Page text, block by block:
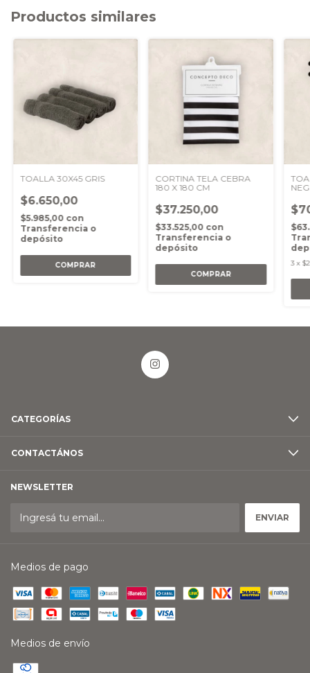
Productos similares
TOALLA 30X45 GRIS
$6.650,00
$5.985,00 con
Transferencia o
depósito
CORTINA TELA CEBRA
180 X 180 CM
$37.250,00
$33.525,00 con
Transferencia o
depósito
3 x
CATEGORÍAS
CONTACTÁNOS
NEWSLETTER
Medios de pago
Medios de envío